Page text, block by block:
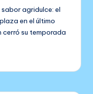
agridulce: el
en el último
cerró su temporada